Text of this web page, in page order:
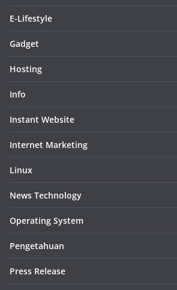
E-Lifestyle
Gadget
Hosting
Info
Instant Website
Internet Marketing
Linux
News Technology
Operating System
Pengetahuan
Press Release